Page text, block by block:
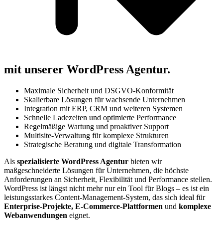
mit unserer WordPress Agentur.
Maximale Sicherheit und DSGVO-Konformität
Skalierbare Lösungen für wachsende Unternehmen
Integration mit ERP, CRM und weiteren Systemen
Schnelle Ladezeiten und optimierte Performance
Regelmäßige Wartung und proaktiver Support
Multisite-Verwaltung für komplexe Strukturen
Strategische Beratung und digitale Transformation
Als spezialisierte WordPress Agentur bieten wir
maßgeschneiderte Lösungen für Unternehmen, die höchste
Anforderungen an Sicherheit, Flexibilität und Performance stellen.
WordPress ist längst nicht mehr nur ein Tool für Blogs – es ist ein
leistungsstarkes Content-Management-System, das sich ideal für
Enterprise-Projekte, E-Commerce-Plattformen und komplexe
Webanwendungen eignet.